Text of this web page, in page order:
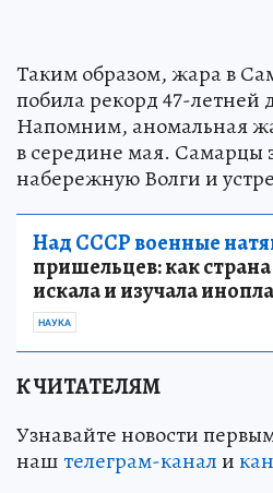
Таким образом, жара в
побила рекорд 47-летней
Напомним, аномальная
в середине мая. Самарцы
набережную Волги и
Над СССР военные
пришельцев: как страна
искала и изучала
НАУКА
К ЧИТАТЕЛЯМ
Узнавайте новости
наштелеграм-канали